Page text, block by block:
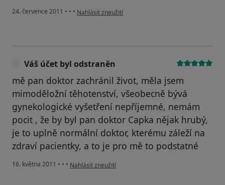
24. července 2011 • • • podle názoru uživatele Váš účet byl odstraněn
Nahlásit zneužití
Váš účet byl odstraněn
mě pan doktor zachránil život, měla jsem
mimoděložní těhotenství, všeobecně bývá
gynekologické vyšetření nepříjemné, nemám
pocit , že by byl pan doktor Capka nějak hrubý,
je to uplně normální doktor, kterému záleží na
zdraví pacientky, a to je pro mě to podstatné
16. května 2011 • • • podle názoru uživatele Váš účet byl odstraněn
Nahlásit zneužití